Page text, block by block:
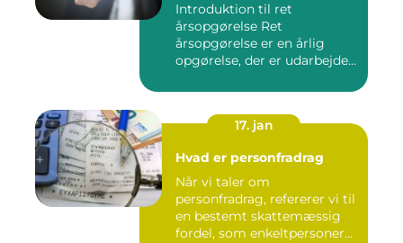
Introduktion til ret
årsopgørelse Ret
årsopgørelse er en årlig
opgørelse, der er udarbejdet
17. jan
Hvad er personfradrag
Når vi taler om
personfradrag, refererer vi til
en bestemt skattemæssig
fordel, som enkeltpersoner